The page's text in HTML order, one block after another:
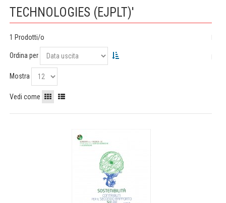
TECHNOLOGIES (EJPLT)'
1 Prodotti/o
Ordina per
Mostra
Vedi come